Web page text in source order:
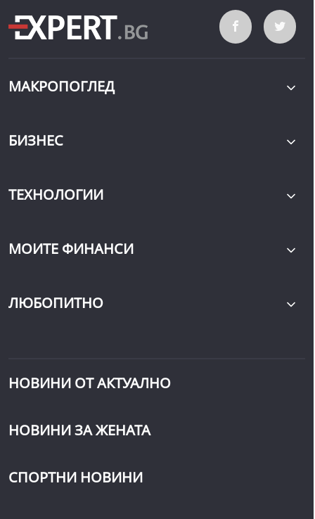
МАКРОПОГЛЕД
БИЗНЕС
ТЕХНОЛОГИИ
МОИТЕ ФИНАНСИ
ЛЮБОПИТНО
НОВИНИ ОТ АКТУАЛНО
НОВИНИ ЗА ЖЕНАТА
СПОРТНИ НОВИНИ